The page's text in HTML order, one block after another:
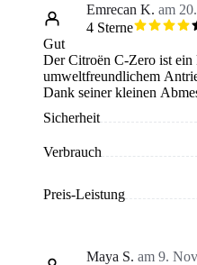
Emrecan K. am
4 Sterne
Gut
Der Citroën C-Zero ist
umweltfreundlichem
Dank seiner kleinen
Straßen und einfaches
rund 150 km reicht für
für längere Strecken.
wendig. Nachteil:
einfacher Innenraum.
Kurzstrecken!
Sicherheit
Verbrauch
Preis-Leistung
Maya S. am 9.